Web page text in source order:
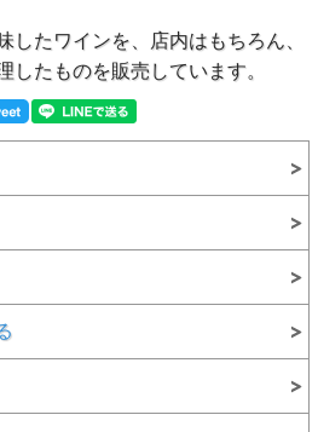
したワインを、店内はもちろん、
したものを販売しています。